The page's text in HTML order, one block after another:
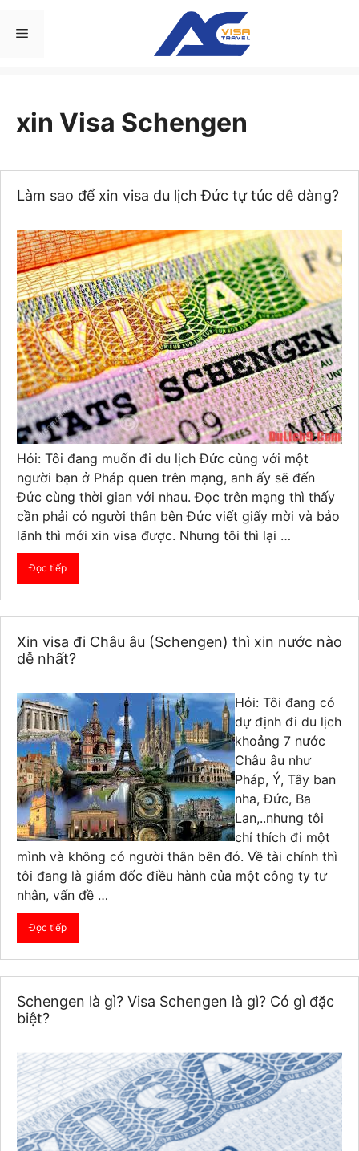
đến Menu
xin Visa Schengen
Làm sao để xin visa du lịch Đức tự túc dễ dàng?
Hỏi: Tôi đang muốn đi du lịch Đức cùng với một
người bạn ở Pháp quen trên mạng, anh ấy sẽ đến
Đức cùng thời gian với nhau. Đọc trên mạng thì thấy
cần phải có người thân bên Đức viết giấy mời và bảo
lãnh thì mới xin visa được. Nhưng tôi thì lại …
Đọc tiếp
Xin visa đi Châu âu (Schengen) thì xin nước nào
dễ nhất?
Hỏi: Tôi đang có
dự định đi du lịch
khoảng 7 nước
Châu âu như
Pháp, Ý, Tây ban
nha, Đức, Ba
Lan,..nhưng tôi
chỉ thích đi một
mình và không có người thân bên đó. Về tài chính thì
tôi đang là giám đốc điều hành của một công ty tư
nhân, vấn đề …
Đọc tiếp
Schengen là gì? Visa Schengen là gì? Có gì đặc
biệt?